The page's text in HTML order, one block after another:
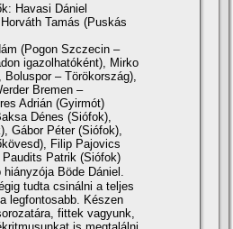
Havasi Dániel
Tamás (Puskás
(Pogon Szczecin –
igazolhatóként), Mirko
– Törökország),
Bremen –
Adrián (Gyirmót)
Dénes (Siófok),
Gábor Péter (Siófok),
Filip Pajovics
Patrik (Siófok)
Böde Dániel.
tudta csinálni a teljes
legfontosabb. Készen
fittek vagyunk,